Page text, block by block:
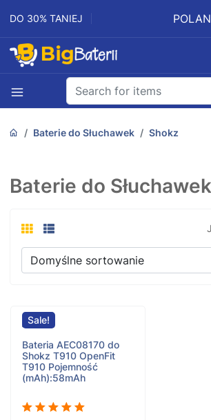
DO 30% TANIEJ
Baterie do Słuchawek Shokz
Baterie do
Sale!
Bateria AEC08170 do
Shokz T910 OpenFit
T910 Pojemność
(mAh):58mAh